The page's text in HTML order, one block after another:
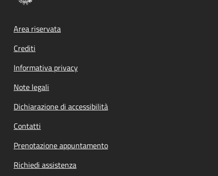
Footer menu
Area riservata
Crediti
Informativa privacy
Note legali
Dichiarazione di accessibilità
Contatti
Prenotazione appuntamento
Richiedi assistenza